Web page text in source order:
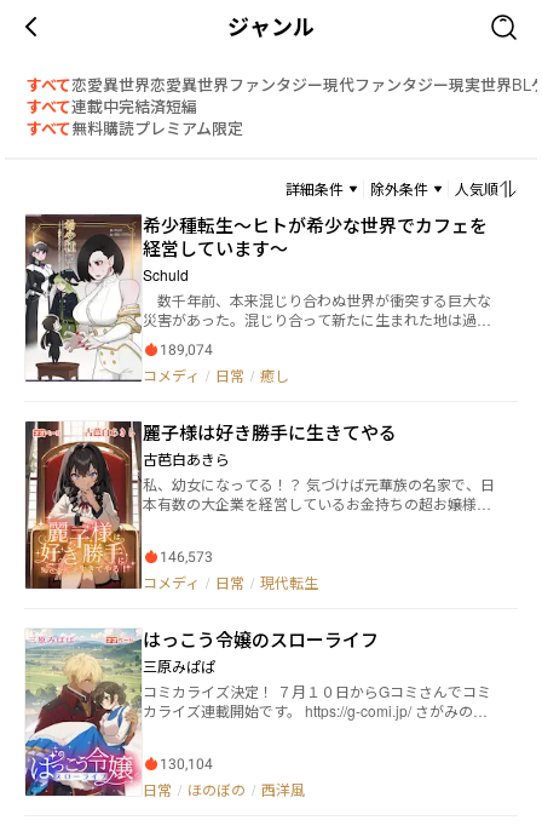
ジャンル
すべて恋愛異世界恋愛異世界ファンタジー現代ファンタジー現実世界BL
すべて連載中完結済短編
すべて無料購読プレミアム限定
詳細条件 除外条件 人気順
希少種転生～ヒトが希少な世界でカフェを
経営しています～
Schuld
数千年前、本来混じり合わぬ世界が衝突する巨大な
災害があった。混じり合って新たに生まれた地は過酷
な環境で高次の種族しか生存が適わず、独自の文化形
態を持って文明を再スタートするしかなかったが、安
定期に入った今、一つの種族が滅びに瀕していた。
併呑されたが、その脆い構造、短い寿命、才ある個体
とそうでない個体の極端な差から徐々に減少。現在の
生存数は十万を割り、最早少数民族と化していた。
一方でヒトは小さくて脆弱ながら、混じり合った世界
の他種族からは「可愛らしい」と呼ばれる容姿から珍
とで癒やされる愛玩動物的な立ち位置だ。 /そんな世
界に転生してしまった一人の男は、祖父からヒトの血
を絶やしてはならぬという遺言を受け取り、僅かな財
即ち、穏健なハーレムを作って人口現象に僅かなりと
も貢献しようという険しい道。そのため、彼は人脈を
築くべく高級カフェを開き、多くの他種族と関わる道
を選ぶ。人外ヒロイン多数の陰謀系ラブコメディー、
これより開幕。 ※9/24/2025より29話移行が有料化対象
となりました。 告知が大変遅れて申し訳ありませ
気になる! という方は作者に缶コーヒーでも奢ってや
るつもりでご購入いただけると幸いです。
189,074
コメディ / 日常 / 癒し
麗子様は好き勝手に生きてやる
古芭白あきら
私、幼女になってる！？ 気づけば元華族の名家で、日
本有数の大企業を経営しているお金持ちの超お嬢様、
った超ラッキー！……と思ってた時が私にもありまし
たよ、と。 小学校で出会ったのは、前世で愛読してた
て婚約者の御曹司から婚約破棄され家ごと没落させら
れる悪役お嬢様？ そんなのい～や～だ～。 私はあなた
達に関わらず恋に友情に青春にと人生を謳歌するか
ら、そっちはそっちで勝手にやってちょうだい。っ
て、どうしてあんた達が絡んでくるのよ！ 取り巻きお
の周りにわらわらと。 私は破滅人生を回避して、好き
勝手に生きてやる……はずだったのに、今日もほのぼ
のコメディ生活を送っております。 （この作品はフィ
146,573
コメディ / 日常 / 現代転生
はっこう令嬢のスローライフ
三原みぱぱ
コミカライズ決定！ ７月１０日からGコミさんでコミ
カライズ連載開始です。 https://g-comi.jp/ さがみのの
って妹のアリスのお世話をして暮らしていた。 ファー
レン家の白百合と呼ばれるアリスに対し、「じゃない
130,104
日常 / ほのぼの / 西洋風